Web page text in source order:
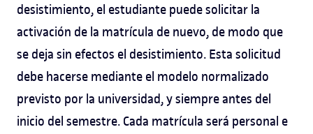
desistimiento, el estudiante puede solicitar la
activación de la matrícula de nuevo, de modo que
se deja sin efectos el desistimiento. Esta solicitud
debe hacerse mediante el modelo normalizado
previsto por la universidad, y siempre antes del
inicio del semestre. Cada matrícula será personal e